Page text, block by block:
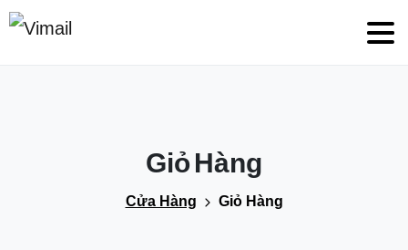
GiỏHàng
Cửa Hàng Giỏ Hàng